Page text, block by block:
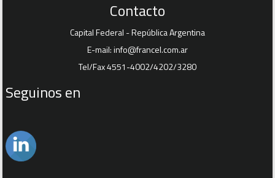
Contacto
Capital Federal - República Argentina
E-mail:info@francel.com.ar
Tel/Fax 4551-4002/4202/3280
Seguinos en